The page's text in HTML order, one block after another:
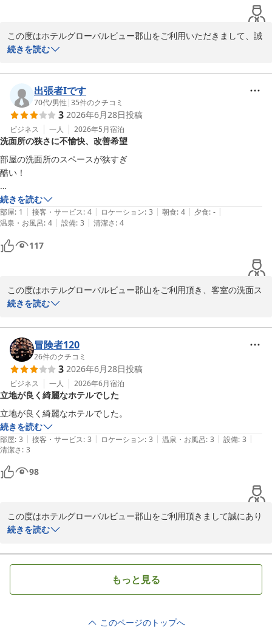
この度はホテルグローバルビュー郡山をご利用いただきまして、誠
にありがとうございます。
だきありがとうございます。
ご滞在中にご活用頂けたご様子、嬉しく拝見いたしました。
一方で、周辺環境や客室間の音につきまして、率直なお声をお寄せ
いただきありがとうございます。
当館は繁華街に近い立地の為、時間帯によっては館内外の音が伝わ
りやすい環境にございます。
また、設備につきましても、今後の運営の参考とさせて頂きます。
今後もより快適にお過ごしいただける環境づくりに努めてまいりま
お忙しい中、ご投稿をお寄せいただきありがとうございました。
フロント　小久保
ホテルグローバルビュー郡山
2026-05-22
続きを読む
出張者Iです
70代/男性 |35件のクチコミ
3 2026年6月28日投稿
ビジネス 一人 2026年5月宿泊
洗面所の狭さに不愉快、改善希望
部屋の洗面所のスペースが狭すぎ
酷い！
その他は良いが、手を洗う、髭剃り、歯磨き等で洗面所を使い頻度は多
い
その度に、本当に不愉快になる
今更直せないのかもしれないが、是非とも直して欲しい
続きを読む
部屋: 1 | 接客・サービス: 4 | ロケーション: 3 | 朝食: 4 | 夕食: - |
温泉・お風呂: 4 | 設備: 3 | 清潔さ: 4
117
この度はホテルグローバルビュー郡山をご利用頂き、客室の洗面ス
ペースにつきまして、
当館はコンパクトな設計を特徴としておりますが、
毎日ご利用頂く洗面スペースにおいて、ご不便をおかけいたしまし
た。
頂いたお声は、今後の参考として大切に共有させていただきます。
そのような中でも「その他は良い」とのお言葉を頂き、
また、お忙しい中ご投稿をお寄せ頂きまして、誠にありがとうござ
いました。
フロント　小久保
ホテルグローバルビュー郡山
続きを読む
冒険者120
26件のクチコミ
3 2026年6月28日投稿
ビジネス 一人 2026年6月宿泊
立地が良く綺麗なホテルでした
続きを読む
部屋: 3 | 接客・サービス: 3 | ロケーション: 3 | 温泉・お風呂: 3 | 設備: 3 |
清潔さ: 3
98
この度はホテルグローバルビュー郡山をご利用頂きまして誠にあり
がとうございます。
見いたしました。
郡山駅や繁華街にも近く、観光やビジネスの拠点として便利にご利
また郡山へお越しの際はぜひご来館くださいませ。
続きを読む
もっと見る
このページのトップへ